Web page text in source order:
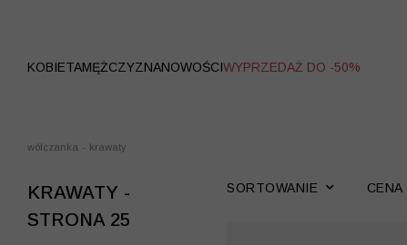
KOBIETAMĘŻCZYZNANOWOŚCIWYPRZEDAŻ DO -50%
wólczanka - krawaty
KRAWATY -
STRONA 25
SORTOWANIE CENA